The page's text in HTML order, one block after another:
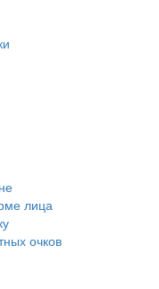
лица
очков